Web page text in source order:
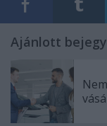
Ajánlott